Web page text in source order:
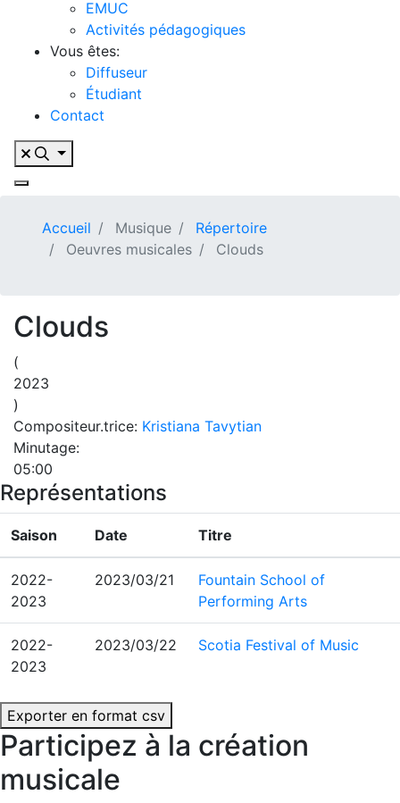
EMUC
Activités pédagogiques
Vous êtes:
Diffuseur
Étudiant
Contact
Accueil Musique
Répertoire
Oeuvres musicales
Clouds
Clouds
(
2023
)
Compositeur.trice: Kristiana Tavytian
Minutage:
05:00
Représentations
Saison Date Titre
2022-
2023
2023/03/21
Fountain School of
Performing Arts
2022-
2023
2023/03/22 Scotia Festival of Music
Exporter en format csv
Participez à la création
musicale